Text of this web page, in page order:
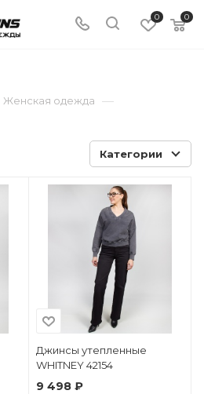
0 0
Женская одежда —
Категории
Джинсы утепленные
WHITNEY 42154
9 498 ₽